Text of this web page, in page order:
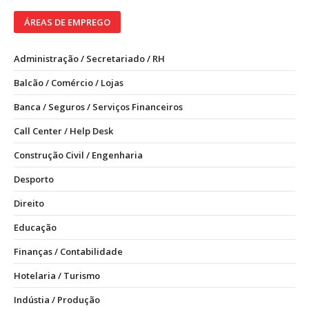
ÁREAS DE EMPREGO
Administração / Secretariado / RH
Balcão / Comércio / Lojas
Banca / Seguros / Serviços Financeiros
Call Center / Help Desk
Construção Civil / Engenharia
Desporto
Direito
Educação
Finanças / Contabilidade
Hotelaria / Turismo
Indústia / Produção